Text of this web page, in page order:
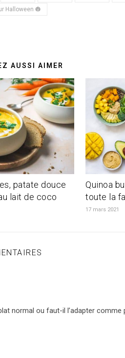
Halloween 🎃
AUSSI AIMER
patate douce
lait de coco
Quinoa
toute la
17 mars 2021
normal ou faut-il l’adapter